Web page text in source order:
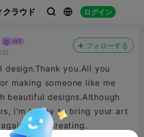
クラウド   ログイン
フォローする
design.Thank you.All you
making someone like me
beautiful designs.Although
i'm happy to bring your art
keep creating.